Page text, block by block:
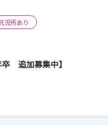
児所あり
追加募集中】